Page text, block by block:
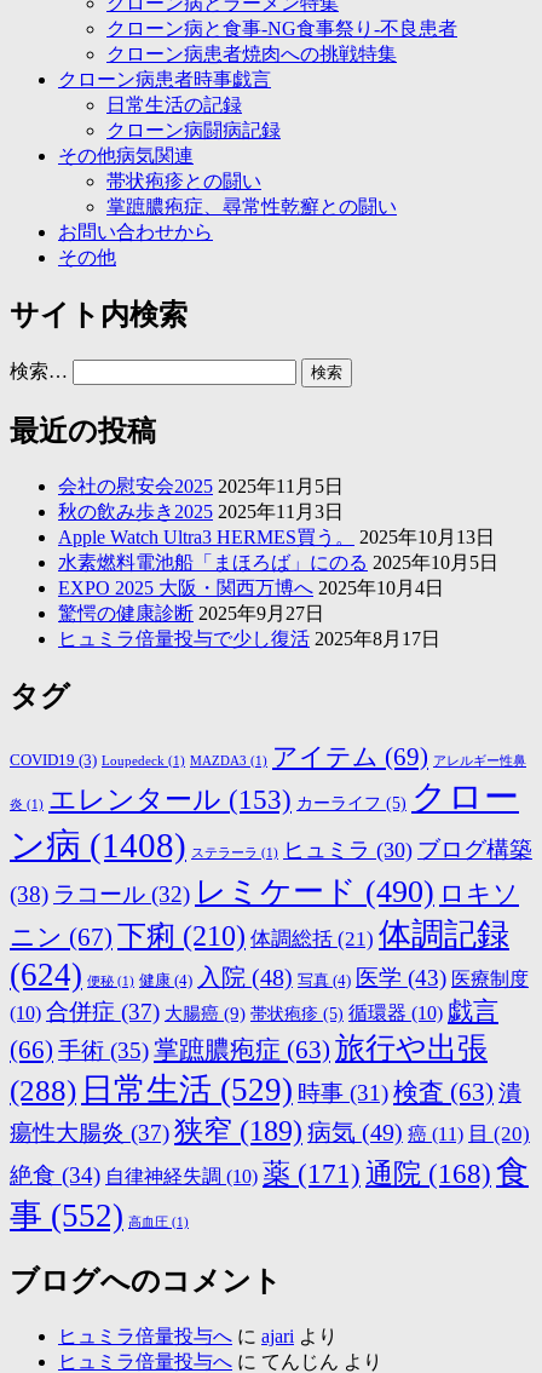
クローン病と食事-NG食事祭り-不良患者
クローン病患者焼肉への挑戦特集
クローン病患者時事戯言
日常生活の記録
クローン病闘病記録
その他病気関連
帯状疱疹との闘い
掌蹠膿疱症、尋常性乾癬との闘い
お問い合わせから
その他
サイト内検索
検索…
最近の投稿
会社の慰安会2025 2025年11月5日
秋の飲み歩き2025 2025年11月3日
Apple Watch Ultra3 HERMES買う。
2025年10月13日
水素燃料電池船「まほろば」にのる 2025年10月5日
EXPO 2025 大阪・関西万博へ 2025年10月4日
驚愕の健康診断 2025年9月27日
ヒュミラ倍量投与で少し復活 2025年8月17日
タグ
COVID19 (3) Loupedeck (1) MAZDA3 (1) アイテム (69) アレルギー性鼻
炎 (1) エレンタール (153) カーライフ (5) クロー
ン病 (1408) ステラーラ (1) ヒュミラ (30) ブログ構築
(38) ラコール (32) レミケード (490) ロキソ
ニン (67) 下痢 (210) 体調総括 (21) 体調記録
(624) 便秘 (1) 健康 (4) 入院 (48) 写真 (4) 医学 (43) 医療制度
(10) 合併症 (37) 大腸癌 (9) 帯状疱疹 (5) 循環器 (10) 戯言
(66) 手術 (35)掌蹠膿疱症 (63) 旅行や出張
(288) 日常生活 (529) 時事 (31)検査 (63) 潰
瘍性大腸炎 (37)狭窄 (189) 病気 (49) 癌 (11) 目 (20)
絶食 (34) 自律神経失調 (10) 薬 (171)通院 (168)食
事 (552) 高血圧 (1)
ブログへのコメント
ヒュミラ倍量投与へ に ajari より
ヒュミラ倍量投与へ に てんじん より